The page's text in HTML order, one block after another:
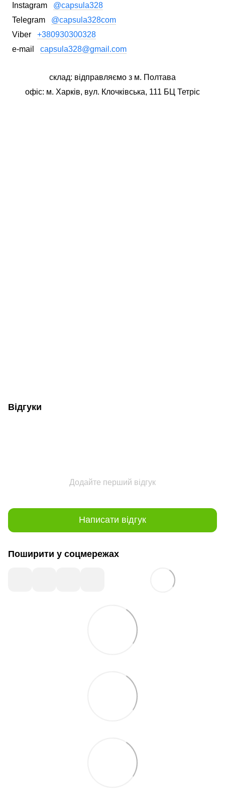
Instagram @capsula328
Telegram @capsula328com
Viber +380930300328
e-mail capsula328@gmail.com
склад: відправляємо з м. Полтава
офіс: м. Харків, вул. Клочківська, 111 БЦ Тетріс
Відгуки
Додайте перший відгук
Написати відгук
Поширити у соцмережах